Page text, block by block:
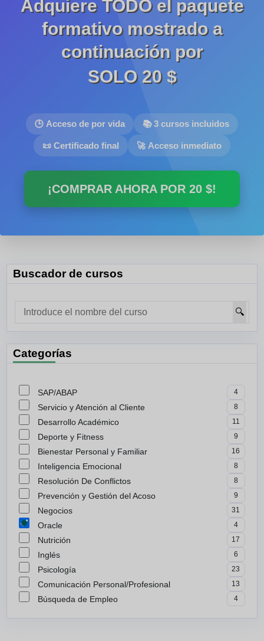
Adquiere TODO el paquete
formativo mostrado a
continuación por
SOLO 20 $
🕒 Acceso de por vida 📚 3 cursos incluidos
📜 Certificado final 🚀 Acceso inmediato
¡COMPRAR AHORA POR 20 $!
Buscador de cursos
🔍
Categorías
SAP/ABAP 4
Servicio y Atención al Cliente 8
Desarrollo Académico 11
Deporte y Fitness 9
Bienestar Personal y Familiar 16
Inteligencia Emocional 8
Resolución De Conflictos 8
Prevención y Gestión del Acoso 9
Negocios 31
Oracle 4
Nutrición 17
Inglés 6
Psicología 23
Comunicación Personal/Profesional 13
Búsqueda de Empleo 4